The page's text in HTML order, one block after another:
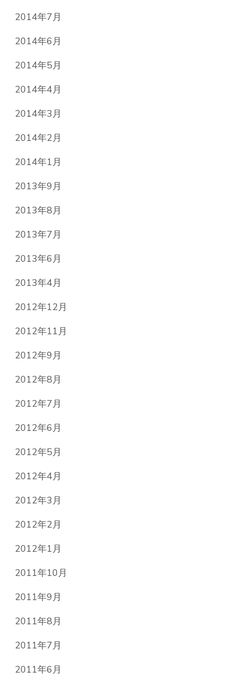
2014年7月
2014年6月
2014年5月
2014年4月
2014年3月
2014年2月
2014年1月
2013年9月
2013年8月
2013年7月
2013年6月
2013年4月
2012年12月
2012年11月
2012年9月
2012年8月
2012年7月
2012年6月
2012年5月
2012年4月
2012年3月
2012年2月
2012年1月
2011年10月
2011年9月
2011年8月
2011年7月
2011年6月